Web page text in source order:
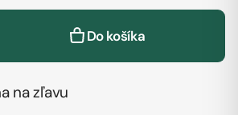
Do košíka
na zľavu